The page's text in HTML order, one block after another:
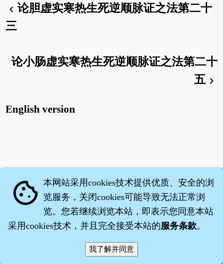
chevron_left论胆虚实寒热生死逆顺脉证之法第二十
三
论小肠虚实寒热生死逆顺脉证之法第二十
五chevron_right
English version
·沈药子©2008～2026
cookie 本网站采用cookies技术提供优质、安全的浏
览服务，关闭cookies可能导致无法正常浏
览。您若继续浏览本站，即表示您同意本站
采用cookies技术，并且完全接受本站的服务条款。